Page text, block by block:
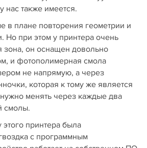
нас также имеется.
в плане повторения геометрии и
Но при этом у принтера очень
зона, он оснащен довольно
и фотополимерная смола
не напрямую, а через
которая к тому же является
менять через каждые два
смолы.
принтера была
с программным